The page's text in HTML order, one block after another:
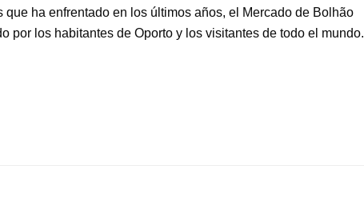
ha enfrentado en los últimos años, el Mercado de Bolhão
por los habitantes de Oporto y los visitantes de todo el mundo.